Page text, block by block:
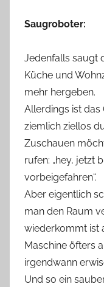
Saugroboter:
Jedenfalls saugt
Küche und
mehr hergeben.
Allerdings ist
ziemlich ziellos
Zuschauen
rufen: „hey, jetzt
vorbeigefahren“.
Aber eigentlich
man den Raum
wiederkommt ist
Maschine öfters
irgendwann
Und so ein